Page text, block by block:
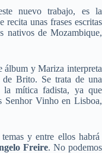
nuevo trabajo, es la
recita unas frases escritas
nativos de Mozambique,
álbum y Mariza interpreta
de Brito. Se trata de una
la mítica fadista, ya que
Senhor Vinho en Lisboa,
y entre ellos habrá
Freire. No podemos